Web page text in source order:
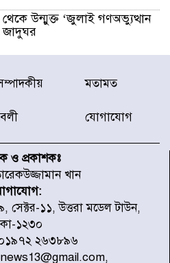
উন্মুক্ত ‘জুলাই গণঅভ্যুত্থান
জাদুঘর
উত্তরা আঞ্চলিক পাসপোর্ট
বিভিন্ন মেয়াদে সাজা প্রদান
র‌্যাব-১
প্রণালি নিয়ে ওমানের সঙ্গে চুক্তি
পর্যায়ে : ইরান
অপরাধীর বিচার এ দেশেই
সে যত শক্তিশালীই হোক না কেন,
জুলাই গণঅভ্যুত্থান দিবসে
মীর হেলাল
মতামত
যোগাযোগ
ও প্রকাশকঃ
খান
১১, উত্তরা মডেল টাউন,
১২৩০
২৬৩৮৯৬